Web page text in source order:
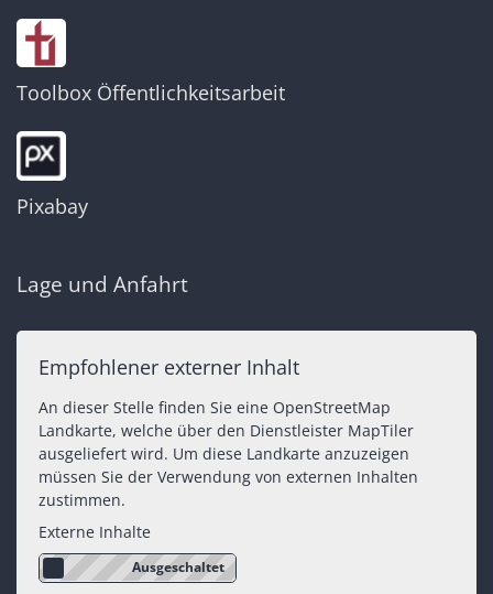
Toolbox Öffentlichkeitsarbeit
Pixabay
Lage und Anfahrt
Empfohlener externer Inhalt
An dieser Stelle finden Sie eine OpenStreetMap
Landkarte, welche über den Dienstleister MapTiler
ausgeliefert wird. Um diese Landkarte anzuzeigen
müssen Sie der Verwendung von externen Inhalten
zustimmen.
Externe Inhalte